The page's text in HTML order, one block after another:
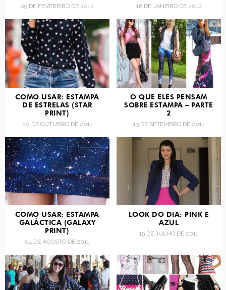
09 DE FEVEREIRO DE 2012
16 DE JANEIRO DE 2012
COMO USAR: ESTAMPA
DE ESTRELAS (STAR
PRINT)
20 DE OUTUBRO DE 2011
O QUE ELES PENSAM
SOBRE ESTAMPA – PARTE
2
13 DE SETEMBRO DE 2011
COMO USAR: ESTAMPA
GALÁCTICA (GALAXY
PRINT)
04 DE AGOSTO DE 2011
LOOK DO DIA: PINK E
AZUL
19 DE JULHO DE 2011